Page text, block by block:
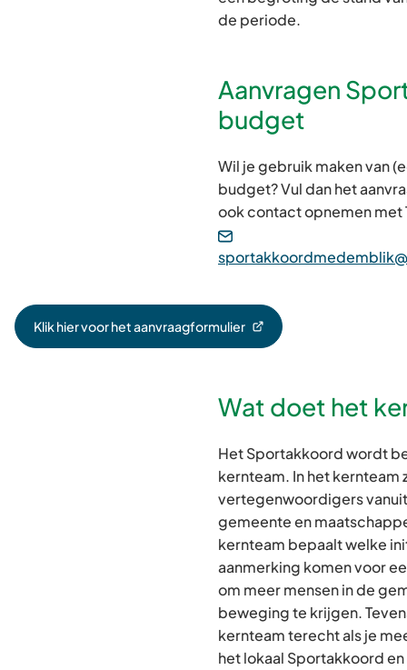
de periode.
Aanvragen
budget
Wil je gebruik maken van
budget? Vul dan het
ook contact opnemen met
Klik hier voor het aanvraagformulier
(Verwijst
Wat doet het
Het Sportakkoord wordt
kernteam. In het kernteam
vertegenwoordigers
gemeente en
kernteam bepaalt welke
aanmerking komen voor
om meer mensen in de
beweging te krijgen.
kernteam terecht als je
het lokaal Sportakkoord